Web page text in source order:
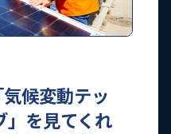
候変動テッ
」を見てくれ